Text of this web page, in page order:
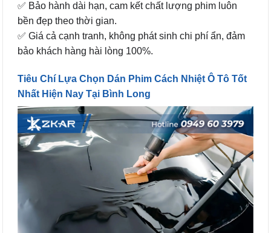
✅ Bảo hành dài hạn, cam kết chất lượng phim luôn
bền đẹp theo thời gian.
✅ Giá cả cạnh tranh, không phát sinh chi phí ẩn, đảm
bảo khách hàng hài lòng 100%.
Tiêu Chí Lựa Chọn Dán Phim Cách Nhiệt Ô Tô Tốt
Nhất Hiện Nay Tại Bình Long